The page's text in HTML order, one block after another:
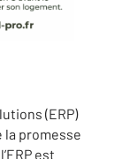
(ERP)
promesse
est